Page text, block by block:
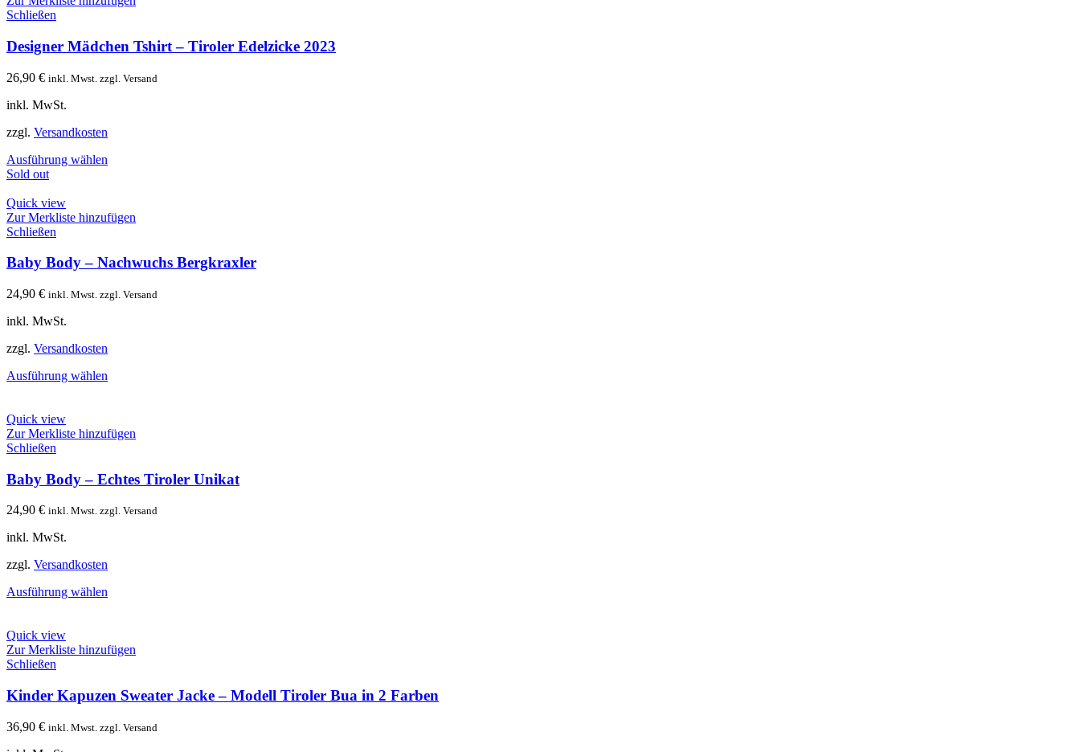
Schließen
Designer Mädchen Tshirt – Tiroler Edelzicke 2023
26,90 € inkl. Mwst. zzgl. Versand
inkl. MwSt.
zzgl. Versandkosten
Ausführung wählen
Sold out
Quick view
Zur Merkliste hinzufügen
Schließen
Baby Body – Nachwuchs Bergkraxler
24,90 € inkl. Mwst. zzgl. Versand
inkl. MwSt.
zzgl. Versandkosten
Ausführung wählen
Quick view
Zur Merkliste hinzufügen
Schließen
Baby Body – Echtes Tiroler Unikat
24,90 € inkl. Mwst. zzgl. Versand
inkl. MwSt.
zzgl. Versandkosten
Ausführung wählen
Quick view
Zur Merkliste hinzufügen
Schließen
Kinder Kapuzen Sweater Jacke – Modell Tiroler Bua in 2 Farben
36,90 € inkl. Mwst. zzgl. Versand